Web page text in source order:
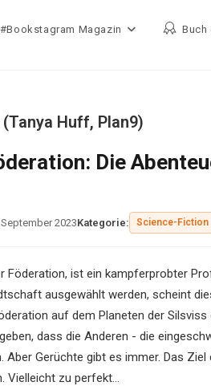
#Bookstagram Magazin Buch
Huff, Plan9)
Die
2023Kategorie: Science-Fiction
Föderation, ist ein kampferprobter
ausgewählt werden, scheint
auf dem Planeten der Silsviss
dass die Anderen - die
Gerüchte gibt es immer. Das
Vielleicht zu perfekt…